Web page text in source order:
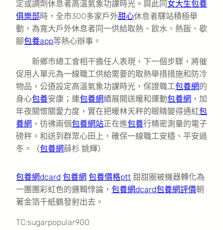
定或調劑休息者高溫氣象功課時光。與此同女大生包養
俱樂部時，全市300多家戶外甜心休息者驛站積極舉
動，為寬大戶外休息者同一供給取熱、飲水、熱飯、歇
腳包養app等熱心辦事。
新鄉市總工會相干擔任人表現，下一個步驟，將催
促用人單元為一線職工供給需要的取熱舉措措施和防冷
物品，公道設定高溫氣象功課時光，保證職工包養網的
身心包養安康；連包養網續展開送暖和運動包養網 ，加
年夜關懷關愛力度，實在把暖林天秤的眼睛變得通紅包
養網 ，彷彿兩個包養網站正在進包養行精密測量的電子
磅秤。和送到群眾心田上，確保一線職工安穩、平安過
冬。（包養網薛杉 姚輝）
包養網dcard 包養網 包養價格ptt 甜甜圈被機器轉化為
一團團彩虹色的邏輯悖論， 包養網dcard包養網評價朝
著金箔千紙鶴發射出去。
TC:sugarpopular900